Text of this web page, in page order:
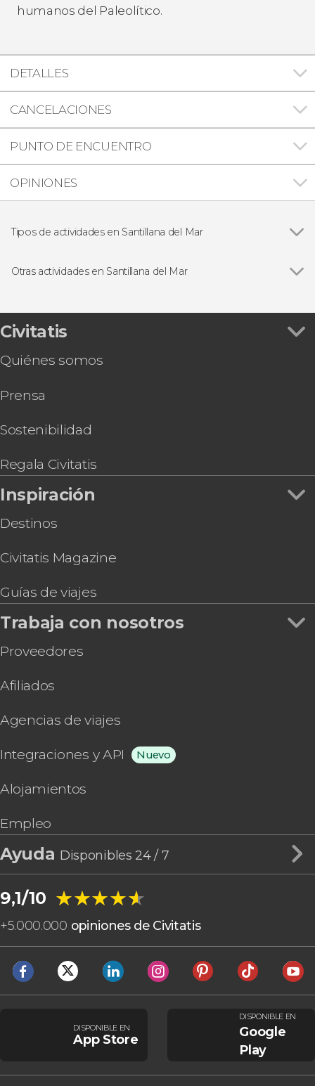
humanos del Paleolítico.
DETALLES
CANCELACIONES
PUNTO DE ENCUENTRO
OPINIONES
Tipos de actividades en Santillana del Mar
Otras actividades en Santillana del Mar
Visita guiada por el Palacio de Velarde
Civitatis
Quiénes somos
Prensa
Sostenibilidad
Regala Civitatis
Inspiración
Destinos
Civitatis Magazine
Guías de viajes
Trabaja con nosotros
Proveedores
Afiliados
Agencias de viajes
Integraciones y API Nuevo
Alojamientos
Empleo
Ayuda Disponibles 24 / 7
9,1/10 ★★★★★
★★★★★
+5.000.000 opiniones de Civitatis
DISPONIBLE EN
App Store
DISPONIBLE EN
Google
Play